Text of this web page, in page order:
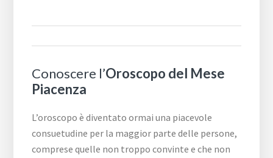
Conoscere l’Oroscopo del Mese
Piacenza
L’oroscopo è diventato ormai una piacevole
consuetudine per la maggior parte delle persone,
comprese quelle non troppo convinte e che non